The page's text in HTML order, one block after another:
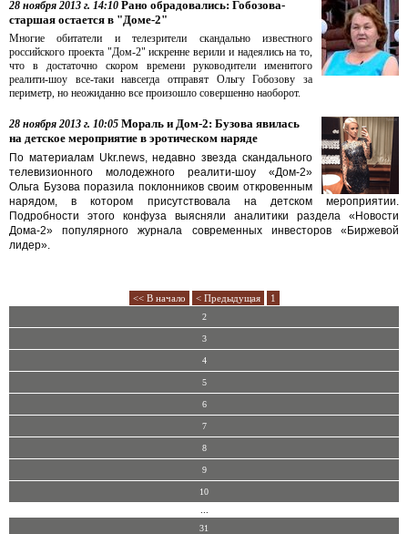
28 ноября 2013 г. 14:10 Рано обрадовались: Гобозова-
старшая остается в "Доме-2"
Многие обитатели и телезрители скандально известного
российского проекта "Дом-2" искренне верили и надеялись на то,
что в достаточно скором времени руководители именитого
реалити-шоу все-таки навсегда отправят Ольгу Гобозову за
периметр, но неожиданно все произошло совершенно наоборот.
28 ноября 2013 г. 10:05 Мораль и Дом-2: Бузова явилась
на детское мероприятие в эротическом наряде
По материалам Ukr.news, недавно звезда скандального
телевизионного молодежного реалити-шоу «Дом-2»
Ольга Бузова поразила поклонников своим откровенным
нарядом, в котором присутствовала на детском мероприятии.
Подробности этого конфуза выясняли аналитики раздела «Новости
Дома-2» популярного журнала современных инвесторов «Биржевой
лидер».
<< В начало < Предыдущая 1
2
3
4
5
6
7
8
9
10
31